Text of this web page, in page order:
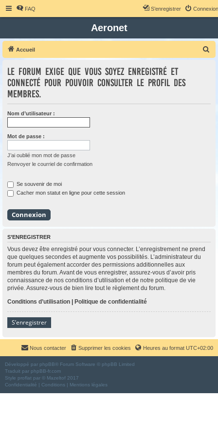
FAQ Connexion
S’enregistrer
Aeronet
Accueil
Le forum exige que vous soyez enregistré et
connecté pour pouvoir consulter le profil des
membres.
Nom d’utilisateur :
Mot de passe :
J’ai oublié mon mot de passe
Renvoyer le courriel de confirmation
Se souvenir de moi
Cacher mon statut en ligne pour cette session
S’ENREGISTRER
Vous devez être enregistré pour vous connecter. L’enregistrement ne prend
que quelques secondes et augmente vos possibilités. L’administrateur du
forum peut également accorder des permissions additionnelles aux
membres du forum. Avant de vous enregistrer, assurez-vous d’avoir pris
connaissance de nos conditions d’utilisation et de notre politique de vie
privée. Assurez-vous de bien lire tout le règlement du forum.
Conditions d’utilisation | Politique de confidentialité
S’enregistrer
Heures au format UTC+02:00
Supprimer les cookies
Nous contacter
Développé par phpBB® Forum Software © phpBB Limited
Traduit par phpBB-fr.com
Style proflat par © Mazeltof 2017
Confidentialité | Conditions | Mentions légales